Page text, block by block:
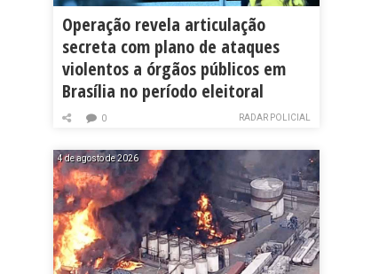
Operação revela articulação
secreta com plano de ataques
violentos a órgãos públicos em
Brasília no período eleitoral
RADAR POLICIAL
0
4 de agosto de 2026